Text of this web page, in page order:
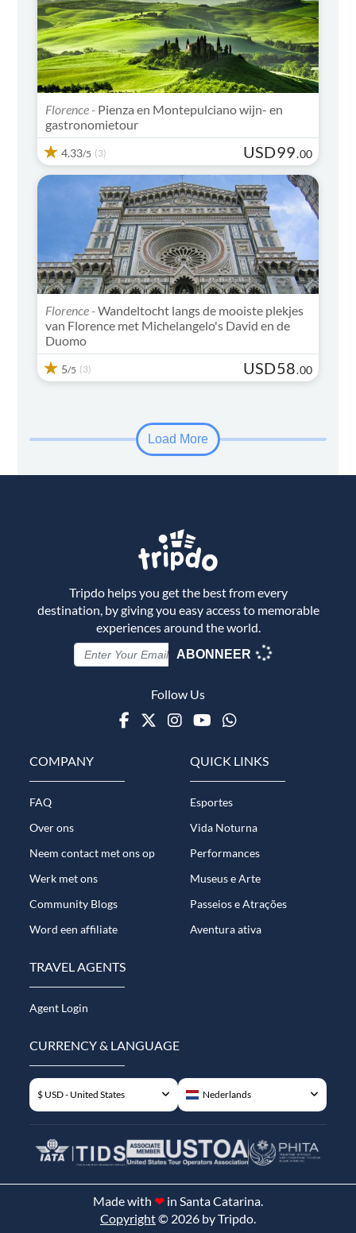
Florence - Pienza en Montepulciano wijn- en
gastronomietour
4.33/5 (3) USD99.00
Florence -Wandeltocht langs de mooiste plekjes
van Florence met Michelangelo's David en de
Duomo
5/5 (3) USD58.00
Load More
Tripdo helps you get the best from every
destination, by giving you easy access to memorable
experiences around the world.
ABONNEER
Follow Us
Facebook
TwitterInstagram
Youtube
WhatsApp
COMPANY
FAQ
Over ons
Neem contact met ons op
Werk met ons
Community Blogs
Word een affiliate
QUICK LINKS
Esportes
Vida Noturna
Performances
Museus e Arte
Passeios e Atrações
Aventura ativa
TRAVEL AGENTS
Agent Login
CURRENCY & LANGUAGE
$ USD - United States Nederlands
Made with ❤ in Santa Catarina.
Copyright© 2026 by Tripdo.